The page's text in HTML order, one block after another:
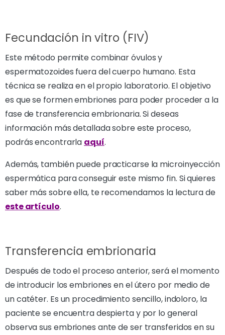
Fecundación in vitro (FIV)
Este método permite combinar óvulos y
espermatozoides fuera del cuerpo humano. Esta
técnica se realiza en el propio laboratorio. El objetivo
es que se formen embriones para poder proceder a la
fase de transferencia embrionaria. Si deseas
información más detallada sobre este proceso,
podrás encontrarla aquí.
Además, también puede practicarse la microinyección
espermática para conseguir este mismo fin. Si quieres
saber más sobre ella, te recomendamos la lectura de
este artículo.
Transferencia embrionaria
Después de todo el proceso anterior, será el momento
de introducir los embriones en el útero por medio de
un catéter. Es un procedimiento sencillo, indoloro, la
paciente se encuentra despierta y por lo general
observa sus embriones ante de ser transferidos en su